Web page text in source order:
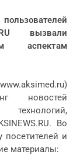
вызвали
аспектам
новостей
Во
посетителей и
материалы: